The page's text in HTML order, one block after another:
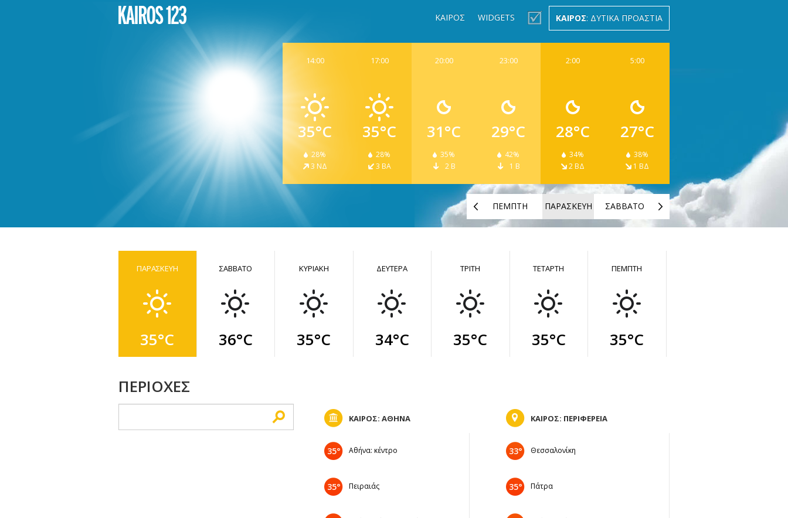
ΚΑΙΡΟΣ WIDGETS ΚΑΙΡΟΣ: ΔΥΤΙΚΑ ΠΡΟΑΣΤΙΑ
5:00
27°C
38%
1 ΒΔ
2:00
28°C
34%
2 ΒΔ
23:00
29°C
42%
1 Β
20:00
31°C
35%
2 Β
17:00
35°C
28%
3 ΒΑ
14:00
35°C
28%
3 ΝΔ
ΣΑΒΒΑΤΟ
ΠΑΡΑΣΚΕΥΗ
ΠΕΜΠΤΗ
ΠΑΡΑΣΚΕΥΗ
35°C
ΣΑΒΒΑΤΟ
36°C
ΚΥΡΙΑΚΗ
35°C
ΔΕΥΤΕΡΑ
34°C
ΤΡΙΤΗ
35°C
ΤΕΤΑΡΤΗ
35°C
ΠΕΜΠΤΗ
35°C
ΠΕΡΙΟΧΕΣ
ΚΑΙΡΟΣ: ΑΘΗΝΑ
35° Αθήνα: κέντρο
35° Πειραιάς
ΚΑΙΡΟΣ: ΠΕΡΙΦΕΡΕΙΑ
33° Θεσσαλονίκη
35° Πάτρα